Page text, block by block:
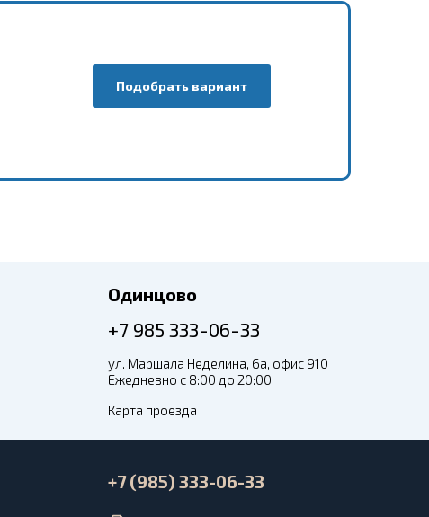
Подобрать вариант
Одинцово
+7 985 333-06-33
ул. Маршала Неделина, 6а, офис 910
Ежедневно с 8:00 до 20:00
Карта проезда
+7 (985) 333-06-33